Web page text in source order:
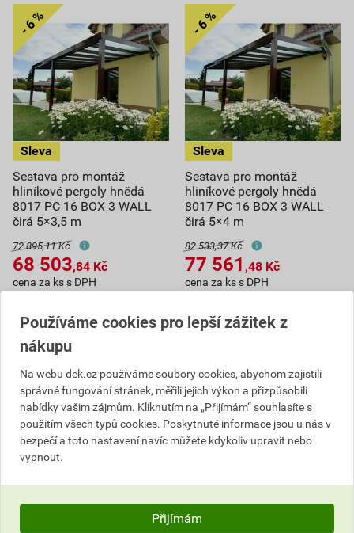
Sestava pro montáž
hliníkové pergoly hnědá
8017 PC 16 BOX 3 WALL
čirá 5×3,5 m
72 895,11 Kč
68 503,84 Kč
cena za ks s DPH
Poptat
68 503,84 Kč celkem s DPH
Sestava pro montáž
hliníkové pergoly hnědá
8017 PC 16 BOX 3 WALL
čirá 5×4 m
82 533,37 Kč
77 561 ,48 Kč
cena za ks s DPH
Poptat
77 561,48 Kč celkem s DPH
Používáme cookies pro lepší zážitek z
nákupu
Na webu dek.cz používáme soubory cookies, abychom zajistili
správné fungování stránek, měřili jejich výkon a přizpůsobili
nabídky vašim zájmům. Kliknutím na „Přijímám“ souhlasíte s
použitím všech typů cookies. Poskytnuté informace jsou u nás v
bezpečí a toto nastavení navíc můžete kdykoliv upravit nebo
vypnout.
Přijímám